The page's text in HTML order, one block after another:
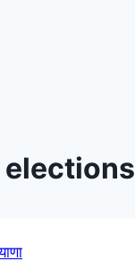
elections